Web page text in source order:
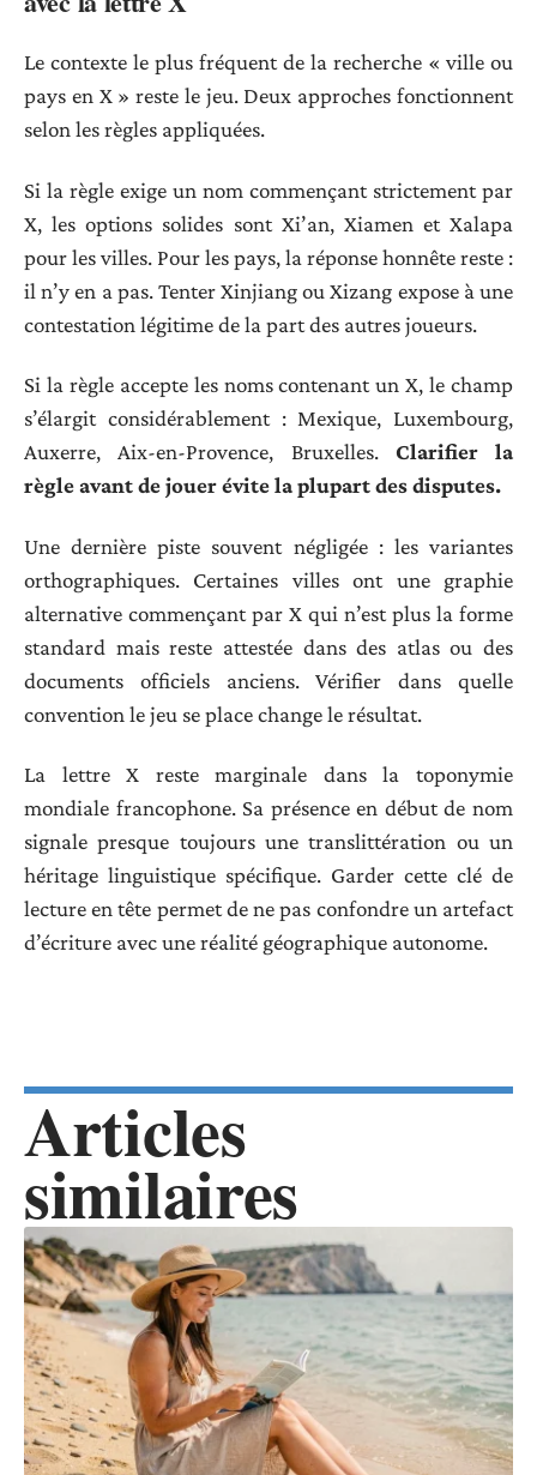
Le contexte le plus fréquent de la recherche « ville ou
pays en X » reste le jeu. Deux approches fonctionnent
selon les règles appliquées.
Si la règle exige un nom commençant strictement par
X, les options solides sont Xi’an, Xiamen et Xalapa
pour les villes. Pour les pays, la réponse honnête reste :
il n’y en a pas. Tenter Xinjiang ou Xizang expose à une
contestation légitime de la part des autres joueurs.
Si la règle accepte les noms contenant un X, le champ
s’élargit considérablement : Mexique, Luxembourg,
Auxerre, Aix-en-Provence, Bruxelles. Clarifier la
règle avant de jouer évite la plupart des disputes.
Une dernière piste souvent négligée : les variantes
orthographiques. Certaines villes ont une graphie
alternative commençant par X qui n’est plus la forme
standard mais reste attestée dans des atlas ou des
documents officiels anciens. Vérifier dans quelle
convention le jeu se place change le résultat.
La lettre X reste marginale dans la toponymie
mondiale francophone. Sa présence en début de nom
signale presque toujours une translittération ou un
héritage linguistique spécifique. Garder cette clé de
lecture en tête permet de ne pas confondre un artefact
d’écriture avec une réalité géographique autonome.
Articles
similaires